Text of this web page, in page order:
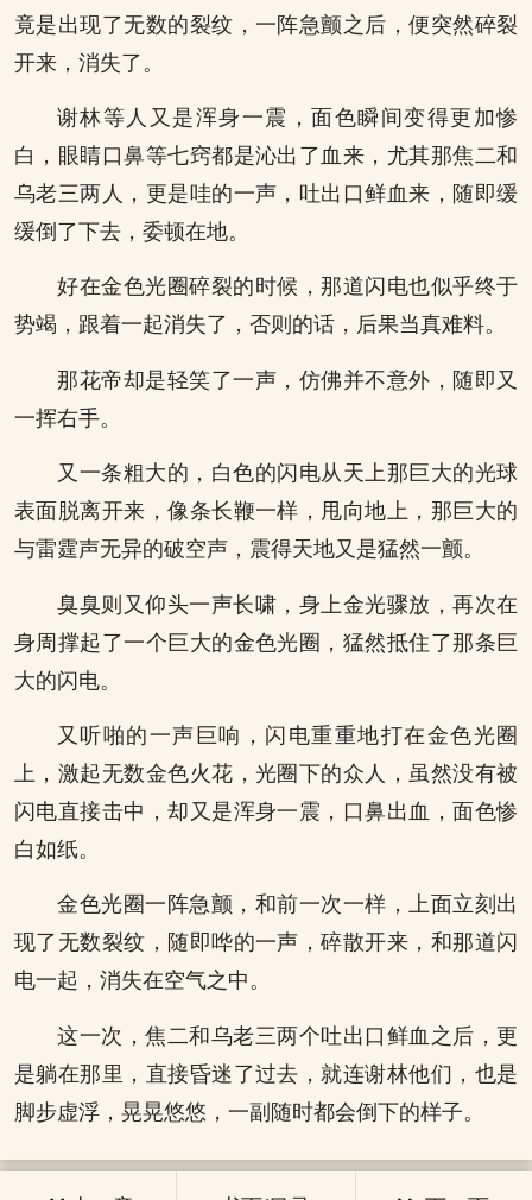
竟是出现了无数的裂纹，一阵急颤之后，便突然碎裂
开来，消失了。
谢林等人又是浑身一震，面色瞬间变得更加惨
白，眼睛口鼻等七窍都是沁出了血来，尤其那焦二和
乌老三两人，更是哇的一声，吐出口鲜血来，随即缓
缓倒了下去，委顿在地。
好在金色光圈碎裂的时候，那道闪电也似乎终于
势竭，跟着一起消失了，否则的话，后果当真难料。
那花帝却是轻笑了一声，仿佛并不意外，随即又
一挥右手。
又一条粗大的，白色的闪电从天上那巨大的光球
表面脱离开来，像条长鞭一样，甩向地上，那巨大的
与雷霆声无异的破空声，震得天地又是猛然一颤。
臭臭则又仰头一声长啸，身上金光骤放，再次在
身周撑起了一个巨大的金色光圈，猛然抵住了那条巨
大的闪电。
又听啪的一声巨响，闪电重重地打在金色光圈
上，激起无数金色火花，光圈下的众人，虽然没有被
闪电直接击中，却又是浑身一震，口鼻出血，面色惨
白如纸。
金色光圈一阵急颤，和前一次一样，上面立刻出
现了无数裂纹，随即哗的一声，碎散开来，和那道闪
电一起，消失在空气之中。
这一次，焦二和乌老三两个吐出口鲜血之后，更
是躺在那里，直接昏迷了过去，就连谢林他们，也是
脚步虚浮，晃晃悠悠，一副随时都会倒下的样子。